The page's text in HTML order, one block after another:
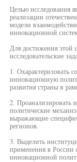
Целью исследования
реализации
модели
инновационной
Для достижения этой
исследовательские
1. Охарактеризовать
инновационную
развития страны в
2. Проанализировать
политические
выражающие
регионов.
3. Выделить
применения в России
инновационной